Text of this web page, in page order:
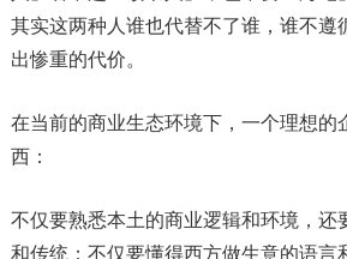
其实这两种人谁也代替不了谁，谁不遵
出惨重的代价。
在当前的商业生态环境下，一个理想的
西：
不仅要熟悉本土的商业逻辑和环境，还
和传统；不仅要懂得西方做生意的语言